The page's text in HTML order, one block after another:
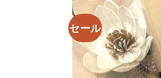
セール